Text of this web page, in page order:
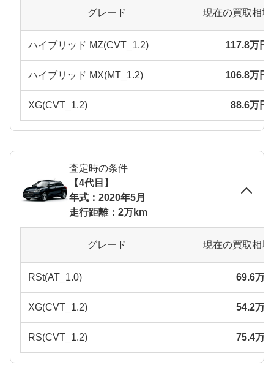
グレード 現在の買取相
ハイブリッド MZ(CVT_1.2) 117.8万円
ハイブリッド MX(MT_1.2) 106.8万円
XG(CVT_1.2) 88.6万円
査定時の条件
【4代目】
年式：2020年5月
走行距離：2万km
グレード 現在の買取相
RSt(AT_1.0) 69.6万
XG(CVT_1.2) 54.2万
RS(CVT_1.2) 75.4万